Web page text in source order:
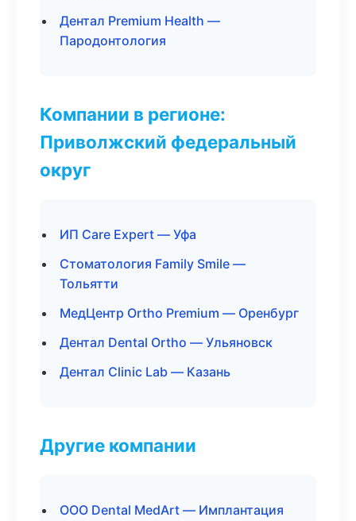
Дентал Premium Health —
Пародонтология
Компании в регионе:
Приволжский федеральный
округ
ИП Care Expert — Уфа
Стоматология Family Smile —
Тольятти
МедЦентр Ortho Premium — Оренбург
Дентал Dental Ortho — Ульяновск
Дентал Clinic Lab — Казань
Другие компании
ООО Dental MedArt — Имплантация